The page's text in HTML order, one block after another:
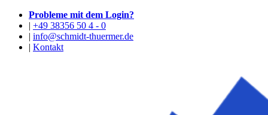
Probleme mit dem Login?
| +49 38356 50 4 - 0
| info@schmidt-thuermer.de
| Kontakt